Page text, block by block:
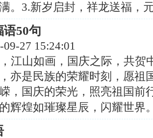
。3.新岁启封，祥龙送福，
语50句
09-27 15:24:01
江山如画，国庆之际，共贺
亦是民族的荣耀时刻，愿祖
，国庆的荣光，照亮祖国前
辉煌如璀璨星辰，闪耀世界